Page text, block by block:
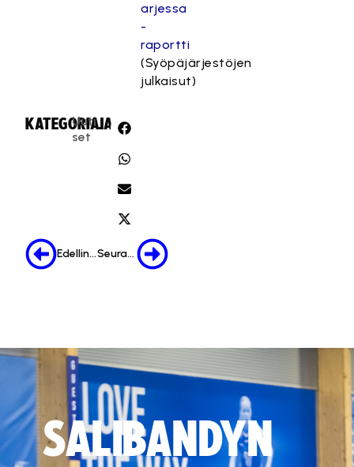
arjessa
-
raportti
(Syöpäjärjestöjen
julkaisut)
KATEGORIA:
Uuti
set
JAA:
Edellinen Seuraava
SALIBANDYN